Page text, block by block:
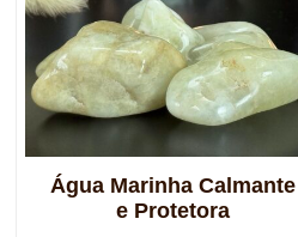
Água Marinha Calmante
e Protetora